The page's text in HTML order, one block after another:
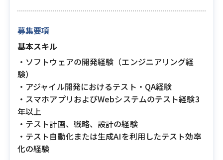
募集要項
基本スキル
・ソフトウェアの開発経験（エンジニアリング経
験）
・アジャイル開発におけるテスト・QA経験
・スマホアプリおよびWebシステムのテスト経験3
年以上
・テスト計画、戦略、設計の経験
・テスト自動化または生成AIを利用したテスト効率
化の経験